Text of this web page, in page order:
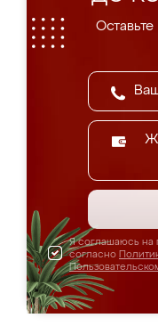
Оставьте
Я соглашаюсь на
согласно